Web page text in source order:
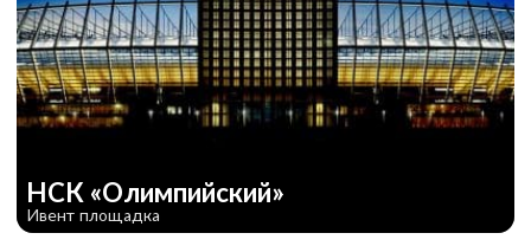
НСК «Олимпийский»
Ивент площадка